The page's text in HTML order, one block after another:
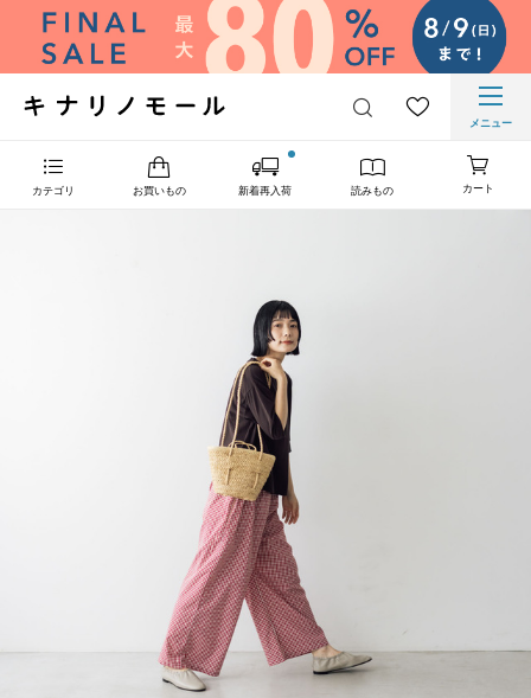
メニュー
カテゴリ お買いもの 新着再入荷 読みもの カート